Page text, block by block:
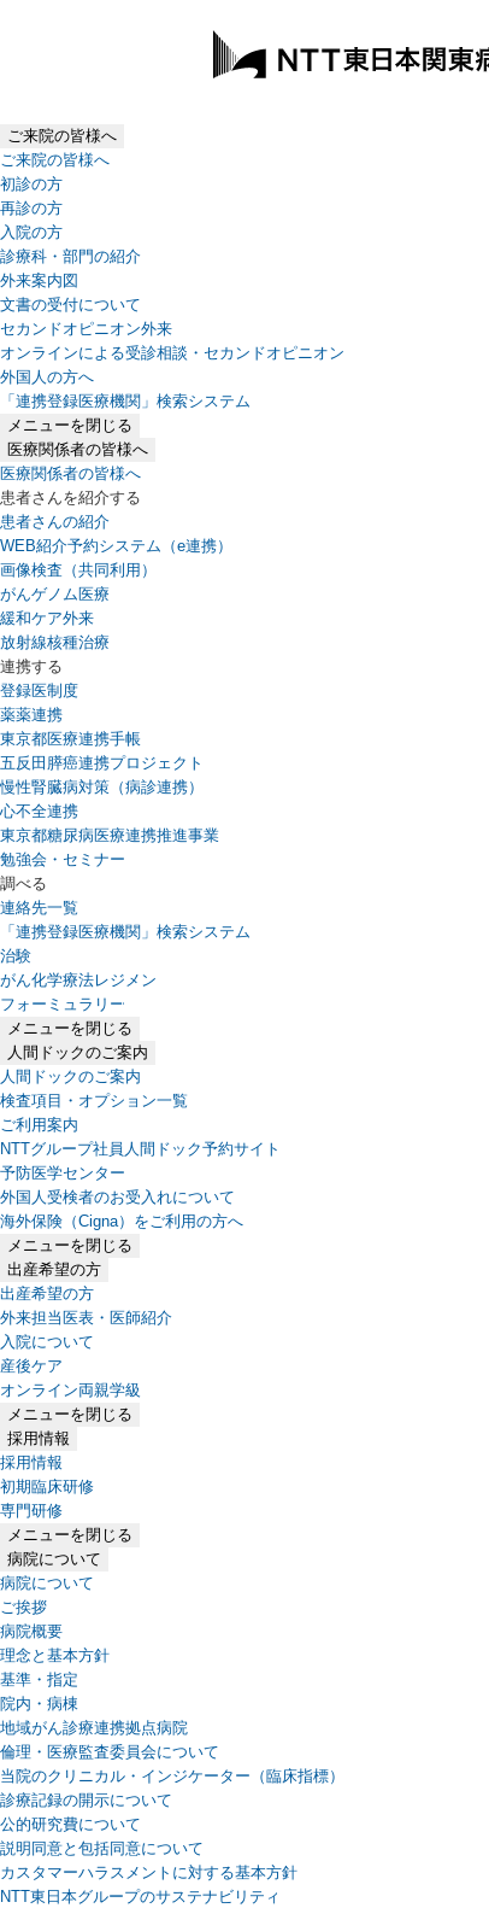
ご来院の皆様へ
ご来院の皆様へ
初診の方
再診の方
入院の方
診療科・部門の紹介
外来案内図
文書の受付について
セカンドオピニオン外来
オンラインによる受診相談・セカンドオピニオン
外国人の方へ
「連携登録医療機関」検索システム
（新しいタブで開きます）
メニューを閉じる
医療関係者の皆様へ
医療関係者の皆様へ
患者さんを紹介する
患者さんの紹介
WEB紹介予約システム（e連携）
（新しいタブで開きます）
画像検査（共同利用）
がんゲノム医療
緩和ケア外来
放射線核種治療
連携する
登録医制度
薬薬連携
東京都医療連携手帳
五反田膵癌連携プロジェクト
慢性腎臓病対策（病診連携）
心不全連携
東京都糖尿病医療連携推進事業
勉強会・セミナー
調べる
連絡先一覧
「連携登録医療機関」検索システム
（新しいタブで開きます）
治験
がん化学療法レジメン
フォーミュラリー
（PDFファイル、新しいタブで開きます）
メニューを閉じる
人間ドックのご案内
人間ドックのご案内
検査項目・オプション一覧
ご利用案内
NTTグループ社員人間ドック予約サイト
予防医学センター
外国人受検者のお受入れについて
海外保険（Cigna）をご利用の方へ
メニューを閉じる
出産希望の方
出産希望の方
外来担当医表・医師紹介
入院について
産後ケア
オンライン両親学級
メニューを閉じる
採用情報
採用情報
初期臨床研修
専門研修
メニューを閉じる
病院について
病院について
ご挨拶
病院概要
理念と基本方針
基準・指定
院内・病棟
地域がん診療連携拠点病院
倫理・医療監査委員会について
当院のクリニカル・インジケーター（臨床指標）
診療記録の開示について
公的研究費について
説明同意と包括同意について
カスタマーハラスメントに対する基本方針
NTT東日本グループのサステナビリティ